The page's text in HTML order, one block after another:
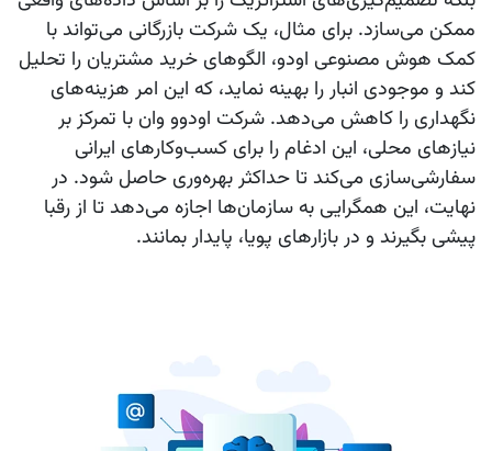
ممکن می‌سازد. برای مثال، یک شرکت بازرگانی می‌تواند با
کمک هوش مصنوعی اودو، الگوهای خرید مشتریان را تحلیل
کند و موجودی انبار را بهینه نماید، که این امر هزینه‌های
نگهداری را کاهش می‌دهد. شرکت اودوو وان با تمرکز بر
نیازهای محلی، این ادغام را برای کسب‌وکارهای ایرانی
سفارشی‌سازی می‌کند تا حداکثر بهره‌وری حاصل شود. در
نهایت، این همگرایی به سازمان‌ها اجازه می‌دهد تا از رقبا
پیشی بگیرند و در بازارهای پویا، پایدار بمانند.